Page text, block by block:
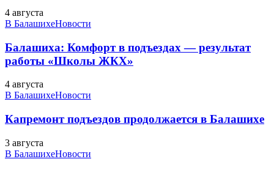
4 августа
В БалашихеНовости
Балашиха: Комфорт в подъездах — результат
работы «Школы ЖКХ»
4 августа
В БалашихеНовости
Капремонт подъездов продолжается в Балашихе
3 августа
В БалашихеНовости